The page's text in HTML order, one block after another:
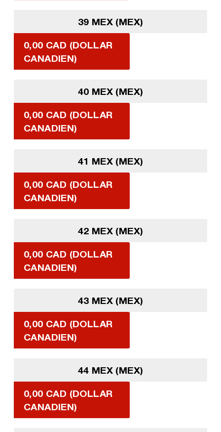
39 MEX (MEX)
0,00 CAD (DOLLAR
CANADIEN)
40 MEX (MEX)
0,00 CAD (DOLLAR
CANADIEN)
41 MEX (MEX)
0,00 CAD (DOLLAR
CANADIEN)
42 MEX (MEX)
0,00 CAD (DOLLAR
CANADIEN)
43 MEX (MEX)
0,00 CAD (DOLLAR
CANADIEN)
44 MEX (MEX)
0,00 CAD (DOLLAR
CANADIEN)